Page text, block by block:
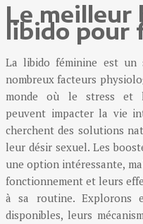
Le meilleur
libido pour
La libido féminine est un
nombreux facteurs
monde où le stress et
peuvent impacter la vie
cherchent des solutions
leur désir sexuel. Les
une option intéressante,
fonctionnement et leurs
à sa routine. Explorons
disponibles, leurs